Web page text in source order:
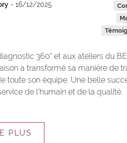
16/12/2025
360° et aux ateliers du
a transformé sa manière de
toute son équipe. Une belle
de l’humain et de la qualité.
PLUS